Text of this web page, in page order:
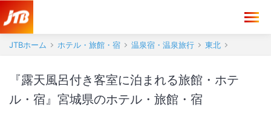
JTBホーム ホテル・旅館・宿 温泉宿・温泉旅行 東北
『露天風呂付き客室に泊まれる旅館・ホテ
ル・宿』宮城県のホテル・旅館・宿